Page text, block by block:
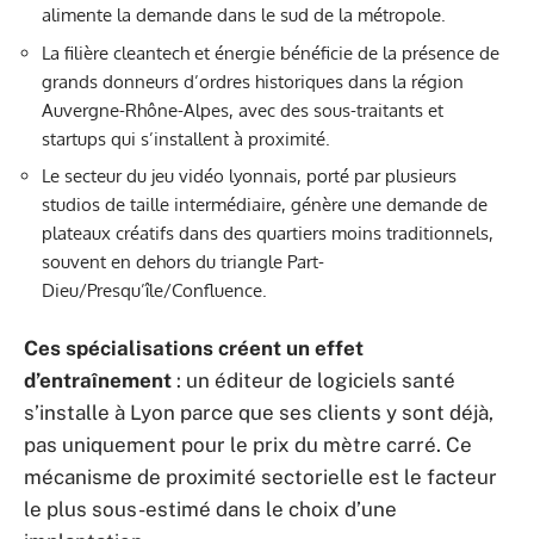
alimente la demande dans le sud de la métropole.
La filière cleantech et énergie bénéficie de la présence de
grands donneurs d’ordres historiques dans la région
Auvergne-Rhône-Alpes, avec des sous-traitants et
startups qui s’installent à proximité.
Le secteur du jeu vidéo lyonnais, porté par plusieurs
studios de taille intermédiaire, génère une demande de
plateaux créatifs dans des quartiers moins traditionnels,
souvent en dehors du triangle Part-
Dieu/Presqu’île/Confluence.
Ces spécialisations créent un effet
d’entraînement : un éditeur de logiciels santé
s’installe à Lyon parce que ses clients y sont déjà,
pas uniquement pour le prix du mètre carré. Ce
mécanisme de proximité sectorielle est le facteur
le plus sous-estimé dans le choix d’une